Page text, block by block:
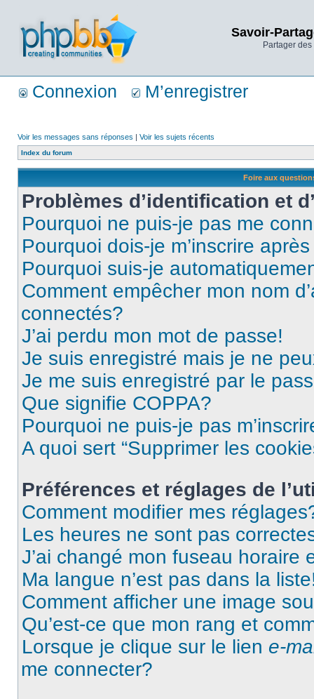
Savoir-
Partager
Connexion M’enregistrer
Voir les messages sans réponses | Voir les sujets récents
Index du forum
Foire aux
Problèmes d’identification et
Pourquoi ne puis-je pas me
Pourquoi dois-je m’inscrire
Pourquoi suis-je
Comment empêcher mon nom
connectés?
J’ai perdu mon mot de passe!
Je suis enregistré mais je ne
Je me suis enregistré par le
Que signifie COPPA?
Pourquoi ne puis-je pas
A quoi sert “Supprimer les
Préférences et réglages de
Comment modifier mes
Les heures ne sont pas
J’ai changé mon fuseau horaire
Ma langue n’est pas dans la
Comment afficher une image
Qu’est-ce que mon rang et
Lorsque je clique sur le lien e-
me connecter?